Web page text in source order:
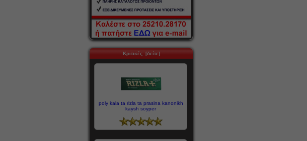
Κριτικές [δείτε]
poly kala ta rizla ta prasina kanonikh
kaysh soyper